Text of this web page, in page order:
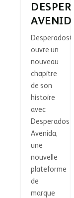
AVENIDA
Desperados®
ouvre un
nouveau
chapitre
de son
histoire
avec
Desperados
Avenida,
une
nouvelle
plateforme
de
marque